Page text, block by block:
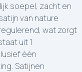
soepel, zacht en
van nature
wat zorgt
uit 1
één
Satijnen